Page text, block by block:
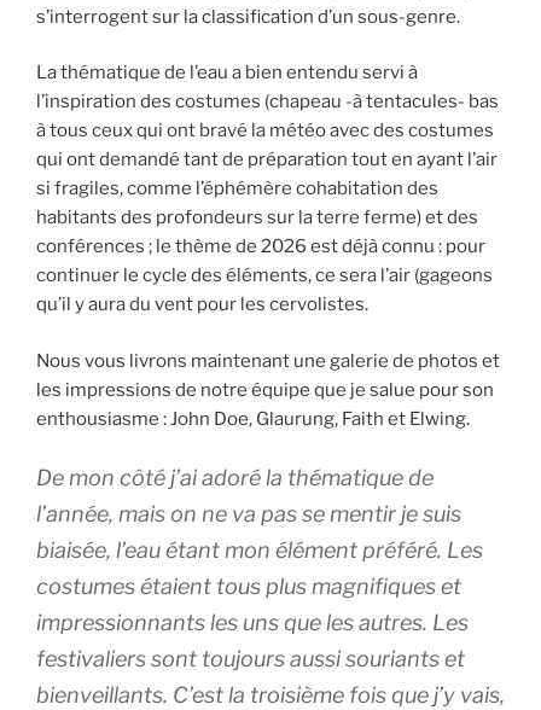
s’interrogent sur la classification d’un sous-genre.
La thématique de l’eau a bien entendu servi à
l’inspiration des costumes (chapeau -à tentacules- bas
à tous ceux qui ont bravé la météo avec des costumes
qui ont demandé tant de préparation tout en ayant l’air
si fragiles, comme l’éphémère cohabitation des
habitants des profondeurs sur la terre ferme) et des
conférences ; le thème de 2026 est déjà connu : pour
continuer le cycle des éléments, ce sera l’air (gageons
qu’il y aura du vent pour les cervolistes.
Nous vous livrons maintenant une galerie de photos et
les impressions de notre équipe que je salue pour son
enthousiasme : John Doe, Glaurung, Faith et Elwing.
De mon côté j’ai adoré la thématique de
l’année, mais on ne va pas se mentir je suis
biaisée, l’eau étant mon élément préféré. Les
costumes étaient tous plus magnifiques et
impressionnants les uns que les autres. Les
festivaliers sont toujours aussi souriants et
bienveillants. C’est la troisième fois que j’y vais,